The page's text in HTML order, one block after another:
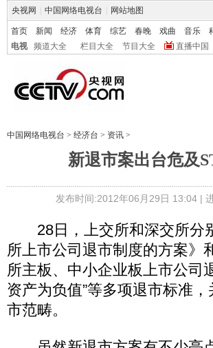
央视网 中国网络电视台 网站地图
首页 新闻 经济 体育 综艺 春晚 戏曲 音乐
电视
频道大全 栏目大全 节目大全 直播中国
中国网络电视台 > 经济台 > 资讯 >
新退市案出台危及
发布时间:2012年06月29日 13:04 |
28日，上交所和深交所分
所上市公司退市制度的方案》
所主板、中小企业板上市公司
资产为负值”等多项退市标准
市范畴。